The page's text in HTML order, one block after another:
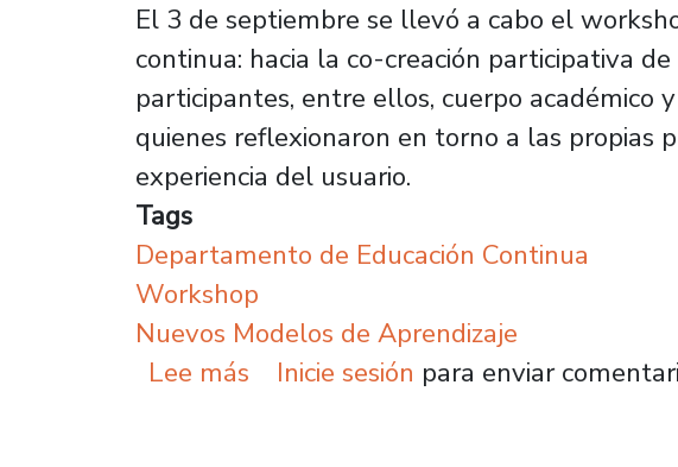
El 3 de septiembre se llevó a cabo el
continua: hacia la co-creación participativa
participantes, entre ellos, cuerpo académico
quienes reflexionaron en torno a las propias
experiencia del usuario.
Tags
Departamento de Educación Continua
Workshop
Nuevos Modelos de Aprendizaje
Lee más sobre Workshop impulsa la co-
Inicie sesión para enviar